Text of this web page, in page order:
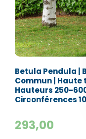
Betula Pendula |
Commun | Haute
Hauteurs 250-600
Circonférences
293,00